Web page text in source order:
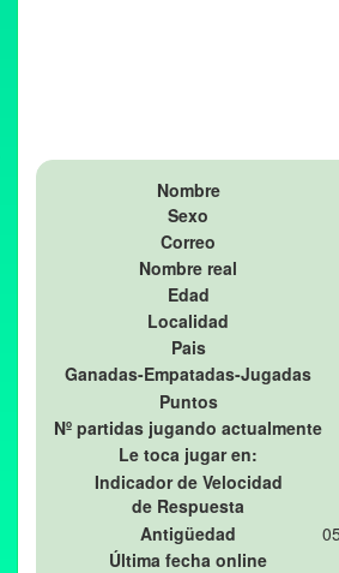
Nombre
Sexo
Correo
Nombre real
Edad
Localidad
Pais
Ganadas-Empatadas-Jugadas
Puntos
Nº partidas jugando actualmente
Le toca jugar en:
Indicador de Velocidad
de Respuesta
Antigüedad
Última fecha online